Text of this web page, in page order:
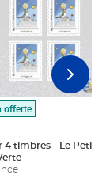
offerte
4 timbres - Le Petit